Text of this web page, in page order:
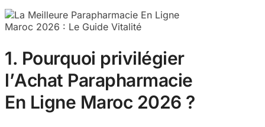
1. Pourquoi privilégier
l’Achat Parapharmacie
En Ligne Maroc 2026 ?